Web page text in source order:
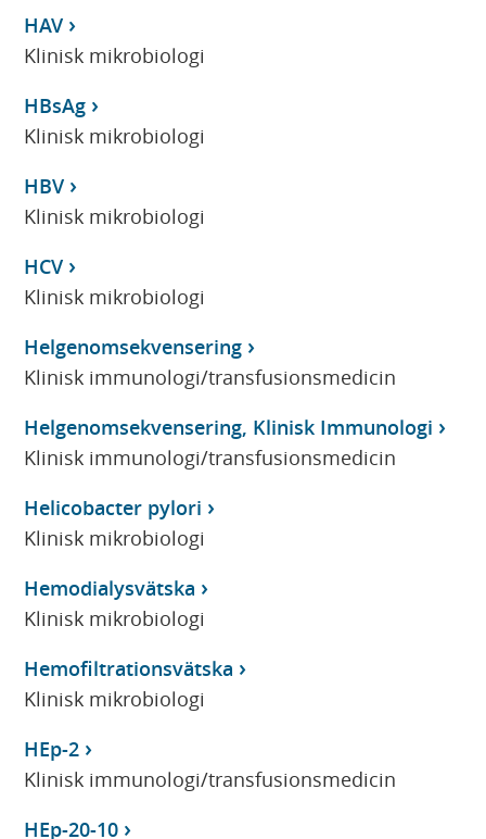
HAV
Klinisk mikrobiologi
HBsAg
Klinisk mikrobiologi
HBV
Klinisk mikrobiologi
HCV
Klinisk mikrobiologi
Helgenomsekvensering
Klinisk immunologi/transfusionsmedicin
Helgenomsekvensering, Klinisk Immunologi
Klinisk immunologi/transfusionsmedicin
Helicobacter pylori
Klinisk mikrobiologi
Hemodialysvätska
Klinisk mikrobiologi
Hemofiltrationsvätska
Klinisk mikrobiologi
HEp-2
Klinisk immunologi/transfusionsmedicin
HEp-20-10